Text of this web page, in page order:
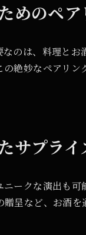
めのペア
のは、料理と
絶妙なペアリ
サプラ
ークな演出も
呈など、お酒を